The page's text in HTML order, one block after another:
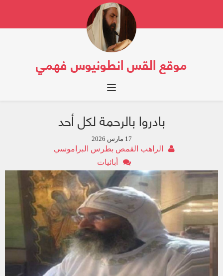
موقع القس انطونيوس فهمي
Toggle navigation
بادروا بالرحمة لكل أحد
17 مارس 2026
الراهب القمص بطرس البراموسي
أبائيات